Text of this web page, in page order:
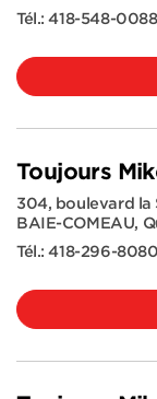
Tél.:418-548-0088
Toujours
304, boulevard la
BAIE-COMEAU,
Tél.:418-296-8080